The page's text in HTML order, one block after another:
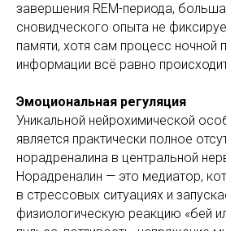
завершения REM-периода,
сновидческого опыта не
памяти, хотя сам процесс ночной
информации всё равно
Эмоциональная регуляция
Уникальной нейрохимической
является практически полное
норадреналина в центральной
Норадреналин — это медиатор,
в стрессовых ситуациях и
физиологическую реакцию «бей